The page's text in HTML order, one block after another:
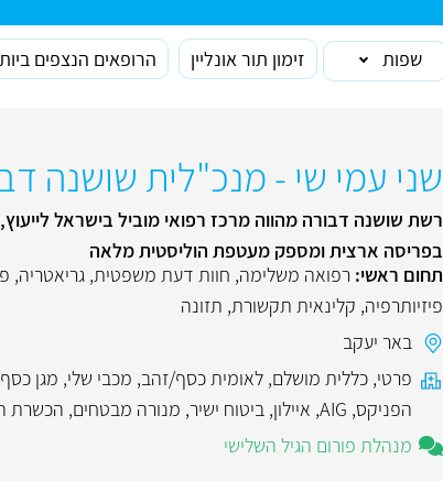
שפות זימון תור אונליין הרופאים הנצפים
שני עמי שי - מנכ"לית שושנה
רשת שושנה דבורה מהווה מרכז רפואי מוביל בישראל לייעוץ,
בפריסה ארצית ומספק מעטפת הוליסטית מלאה
תחום ראשי: רפואה משלימה, חוות דעת משפטית, גריאטריה,
פיזיותרפיה, קלינאית תקשורת, תזונה
באר יעקב
פרטי, כללית מושלם, לאומית כסף/זהב, מכבי שלי, מגן
הפניקס,
AIG
, איילון, ביטוח ישיר, מנורה מבטחים, הכשרת
מנהלת פורום הגיל השלישי